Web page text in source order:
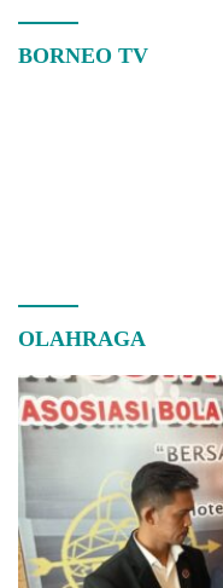
BORNEO TV
OLAHRAGA